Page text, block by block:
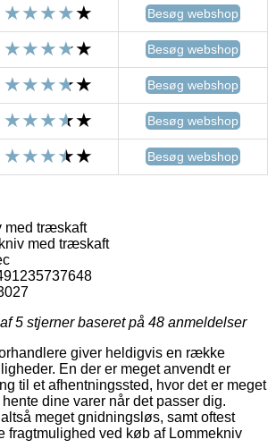
Besøg webshop
Besøg webshop
Besøg webshop
Besøg webshop
Besøg webshop
med træskaft
med træskaft
5 stjerner baseret på 48 anmeldelser
giver heldigvis en række
En der er meget anvendt er
til et afhentningssted, hvor det er meget
dine varer når det passer dig.
meget gnidningsløs, samt oftest
fragtmulighed ved køb af Lommekniv